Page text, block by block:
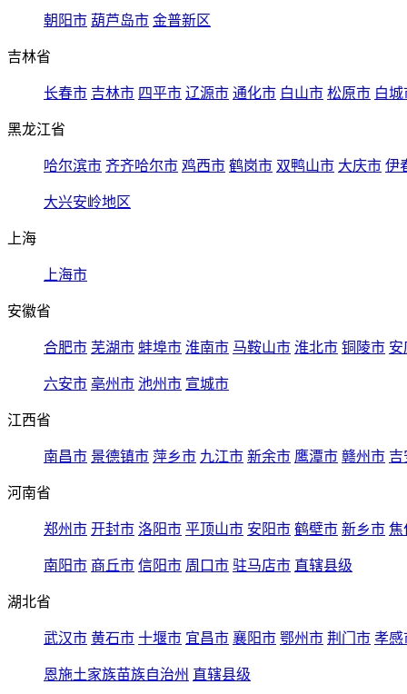
朝阳市 葫芦岛市 金普新区
吉林省
长春市 吉林市 四平市 辽源市 通化市 白山市 松原市 白城
黑龙江省
哈尔滨市 齐齐哈尔市 鸡西市 鹤岗市 双鸭山市 大庆市 伊
大兴安岭地区
上海
上海市
安徽省
合肥市 芜湖市 蚌埠市 淮南市 马鞍山市 淮北市 铜陵市 安
六安市 亳州市 池州市 宣城市
江西省
南昌市 景德镇市 萍乡市 九江市 新余市 鹰潭市 赣州市 吉
河南省
郑州市 开封市 洛阳市 平顶山市 安阳市 鹤壁市 新乡市 焦
南阳市 商丘市 信阳市 周口市 驻马店市 直辖县级
湖北省
武汉市 黄石市 十堰市 宜昌市 襄阳市 鄂州市 荆门市 孝感
恩施土家族苗族自治州 直辖县级